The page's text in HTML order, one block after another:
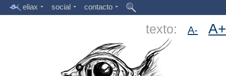
eliax social contacto
texto: A- A+